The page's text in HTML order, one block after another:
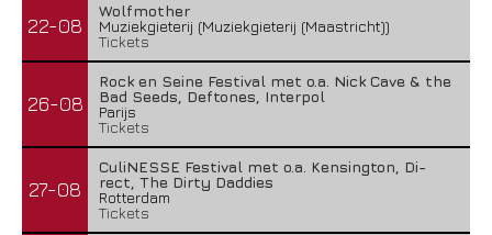
22-08
Wolfmother
Muziekgieterij (Muziekgieterij (Maastricht))
Tickets
26-08
Rock en Seine Festival met o.a. Nick Cave & the
Bad Seeds, Deftones, Interpol
Parijs
Tickets
27-08
CuliNESSE Festival met o.a. Kensington, Di-
rect, The Dirty Daddies
Rotterdam
Tickets